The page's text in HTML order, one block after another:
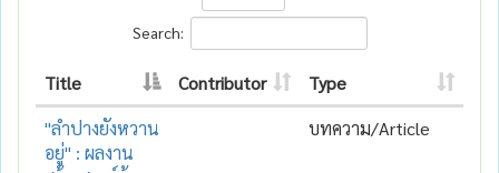
Search:
Title Contributor
Type
"ลำปางยังหวาน
อยู่" : ผลงาน
บทความ/Article